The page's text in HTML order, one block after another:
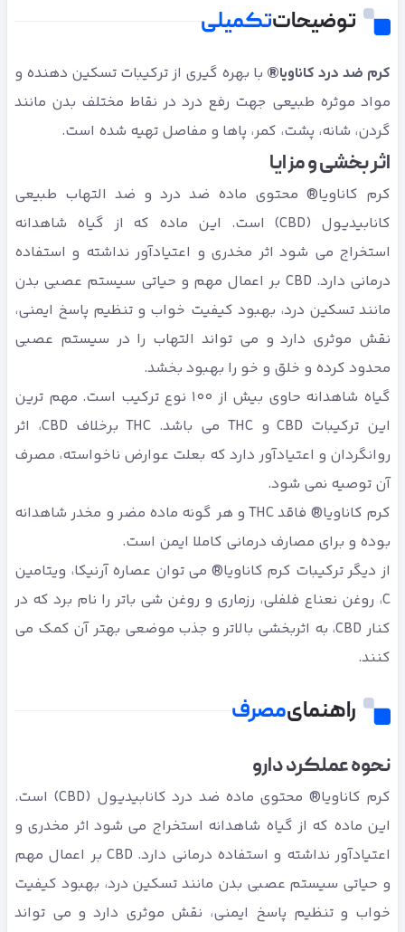
توضیحاتتکمیلی
کرم ضد درد کاناویا® با بهره گیری از ترکیبات تسکین دهنده و
مواد موثره طبیعی جهت رفع درد در نقاط مختلف بدن مانند
گردن، شانه، پشت، کمر، پاها و مفاصل تهیه شده است.
اثر بخشی و مزایا
کرم کاناویا® محتوی ماده ضد درد و ضد التهاب طبیعی
کانابیدیول (CBD) است. این ماده که از گیاه شاهدانه
استخراج می شود اثر مخدری و اعتیادآور نداشته و استفاده
درمانی دارد. CBD بر اعمال مهم و حیاتی سیستم عصبی بدن
مانند تسکین درد، بهبود کیفیت خواب و تنظیم پاسخ ایمنی،
نقش موثری دارد و می تواند التهاب را در سیستم عصبی
محدود کرده و خلق و خو را بهبود بخشد.
گیاه شاهدانه حاوی بیش از 100 نوع ترکیب است. مهم ترین
این ترکیبات CBD و THC می باشد. THC برخلاف CBD، اثر
روانگردان و اعتیادآور دارد که بعلت عوارض ناخواسته، مصرف
آن توصیه نمی شود.
کرم کاناویا® فاقد THC و هر گونه ماده مضر و مخدر شاهدانه
بوده و برای مصارف درمانی کاملا ایمن است.
از دیگر ترکیبات کرم کاناویا® می توان عصاره آرنیکا، ویتامین
C، روغن نعناع فلفلی، رزماری و روغن شی باتر را نام برد که در
کنار CBD، به اثربخشی بالاتر و جذب موضعی بهتر آن کمک می
کنند.
راهنمایمصرف
نحوه عملکرد دارو
کرم کاناویا® محتوی ماده ضد درد کانابیدیول (CBD) است.
این ماده که از گیاه شاهدانه استخراج می شود اثر مخدری و
اعتیادآور نداشته و استفاده درمانی دارد. CBD بر اعمال مهم
و حیاتی سیستم عصبی بدن مانند تسکین درد، بهبود کیفیت
خواب و تنظیم پاسخ ایمنی، نقش موثری دارد و می تواند